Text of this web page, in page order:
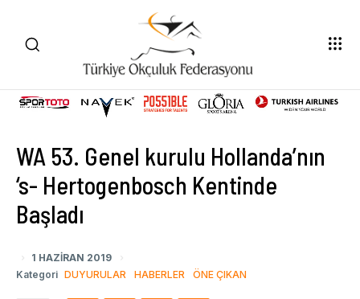
WA 53. Genel kurulu Hollanda’nın
‘s- Hertogenbosch Kentinde
Başladı
1 HAZIRAN 2019
Kategori DUYURULAR HABERLER ÖNE ÇIKAN